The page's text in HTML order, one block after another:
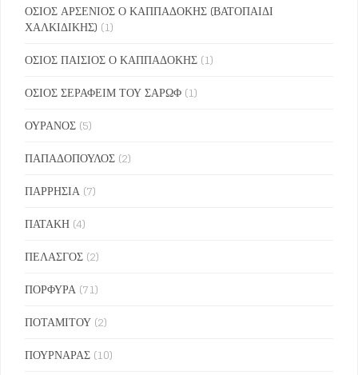
ΟΣΙΟΣ ΑΡΣΕΝΙΟΣ Ο ΚΑΠΠΑΔΟΚΗΣ (ΒΑΤΟΠΑΙΔΙ
ΧΑΛΚΙΔΙΚΗΣ) (1)
ΟΣΙΟΣ ΠΑΙΣΙΟΣ Ο ΚΑΠΠΑΔΟΚΗΣ (1)
ΟΣΙΟΣ ΣΕΡΑΦΕΙΜ ΤΟΥ ΣΑΡΩΦ (1)
ΟΥΡΑΝΟΣ (5)
ΠΑΠΑΔΟΠΟΥΛΟΣ (2)
ΠΑΡΡΗΣΙΑ (7)
ΠΑΤΑΚΗ (4)
ΠΕΛΑΣΓΟΣ (2)
ΠΟΡΦΥΡΑ (71)
ΠΟΤΑΜΙΤΟΥ (2)
ΠΟΥΡΝΑΡΑΣ (10)